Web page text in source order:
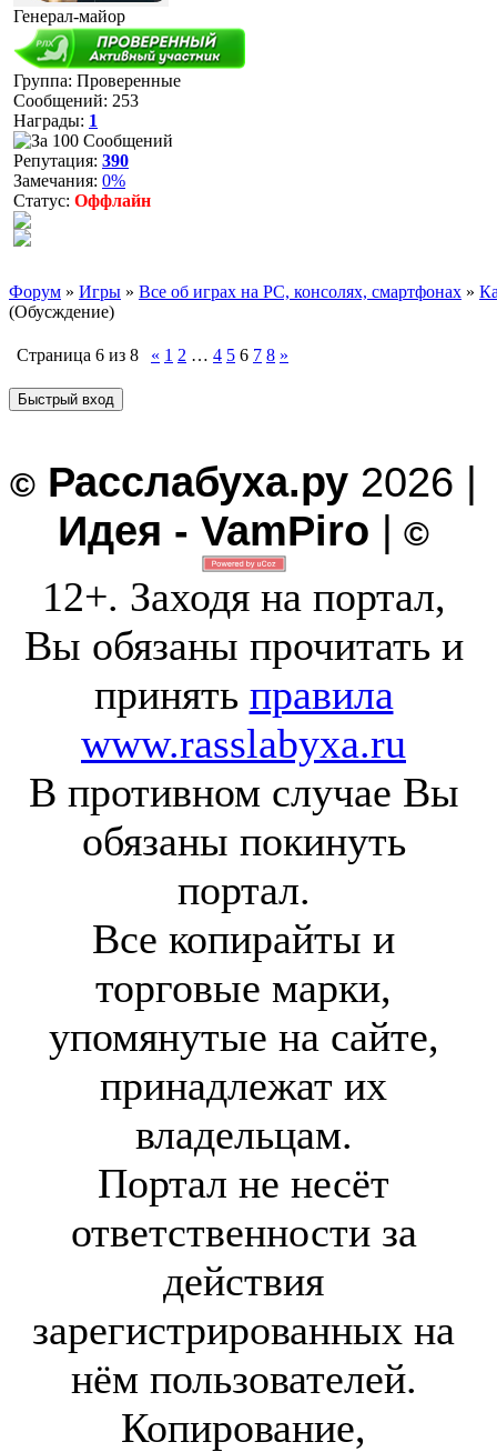
Генерал-майор
Группа: Проверенные
Сообщений: 253
Награды: 1
Репутация: 390
Замечания: 0%
Статус: Оффлайн
Форум » Игры » Все об играх на PC, консолях, смартфонах »
(Обусждение)
Страница 6 из 8 « 1 2 … 4 5 6 7 8 »
© Расслабуха.ру 2026 |
Идея - VamPiro | ©
12+. Заходя на портал,
Вы обязаны прочитать и
принять правила
www.rasslabyxa.ru
В противном случае Вы
обязаны покинуть
портал.
Все копирайты и
торговые марки,
упомянутые на сайте,
принадлежат их
владельцам.
Портал не несёт
ответственности за
действия
зарегистрированных на
нём пользователей.
Копирование,